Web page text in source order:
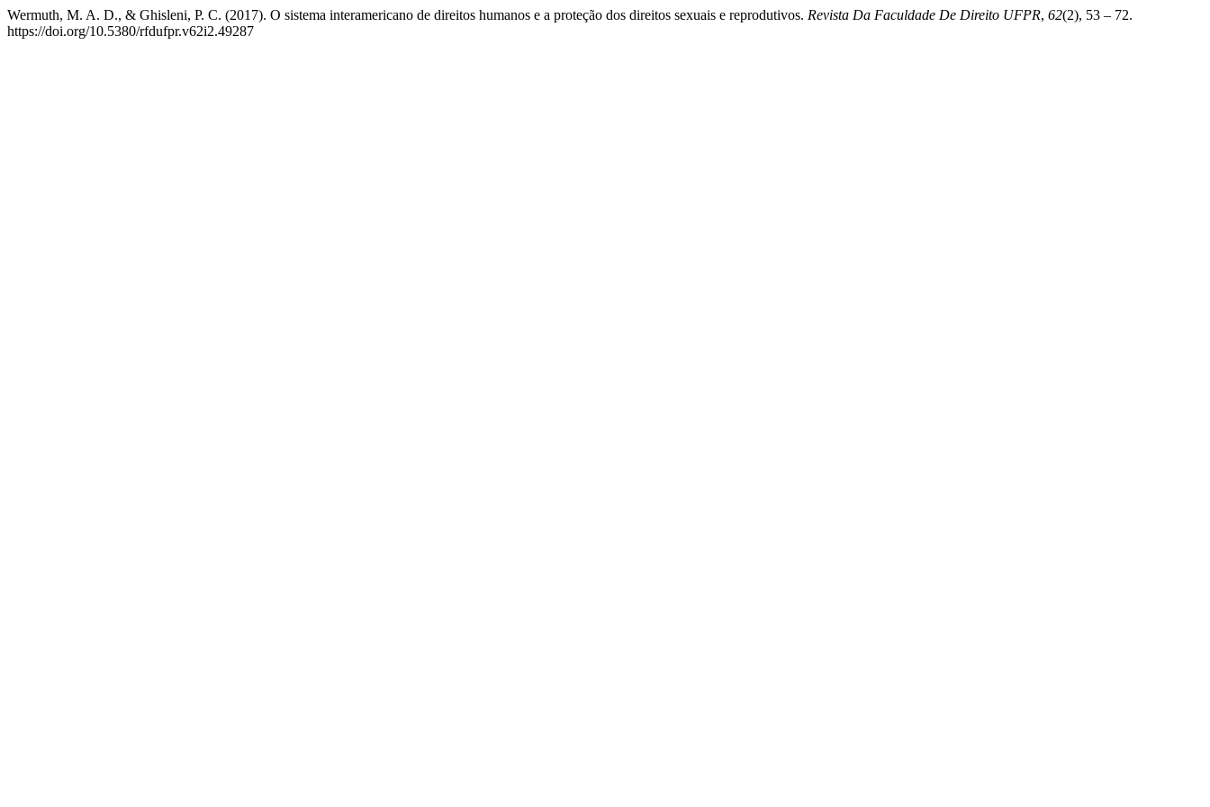
Wermuth, M. A. D., & Ghisleni, P. C. (2017). O sistema interamericano de direitos humanos e a proteção dos direitos sexuais e reprodutivos. Revista Da Faculdade De Direito UFPR, 62(2), 53 – 72.
https://doi.org/10.5380/rfdufpr.v62i2.49287